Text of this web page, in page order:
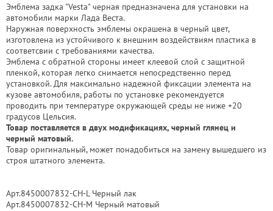
Эмблема задка "Vesta" черная предназначена для установки на
автомобили марки Лада Веста.
Наружная поверхность эмблемы окрашена в черный цвет,
изготовлена из устойчивого к внешним воздействиям пластика в
соответсвии с требованиями качества.
Эмблема с обратной стороны имеет клеевой слой с защитной
пленкой, которая легко снимается непосредственно перед
установкой. Для максимально надежной фиксации элемента на
кузове автомобиля, работы по установке рекомендуется
проводить при температуре окружающей среды не ниже +20
градусов Цельсия.
Товар поставляется в двух модификациях, черный глянец и
черный матовый.
Товар оригинальный, может понадобиться на замену вышедшего из
строя штатного элемента.
Арт.8450007832-СН-L Черный лак
Арт.8450007832-СН-M Черный матовый